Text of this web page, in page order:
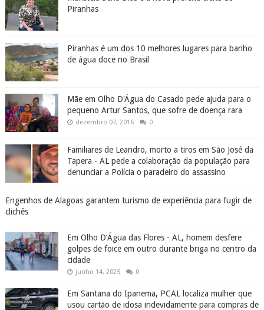
Piranhas
Piranhas é um dos 10 melhores lugares para banho
de água doce no Brasil
Mãe em Olho D'Água do Casado pede ajuda para o
pequeno Artur Santos, que sofre de doença rara
dezembro 07, 2016 0
Familiares de Leandro, morto a tiros em São José da
Tapera - AL pede a colaboração da população para
denunciar a Polícia o paradeiro do assassino
Engenhos de Alagoas garantem turismo de experiência para fugir de
clichês
Em Olho D’Água das Flores - AL, homem desfere
golpes de foice em outro durante briga no centro da
cidade
junho 14, 2025 0
Em Santana do Ipanema, PCAL localiza mulher que
usou cartão de idosa indevidamente para compras de